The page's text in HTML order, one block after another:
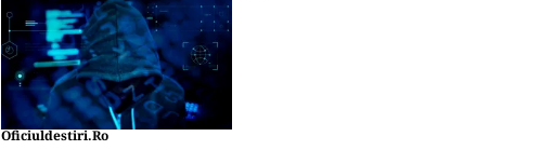
Oficiuldestiri.ro